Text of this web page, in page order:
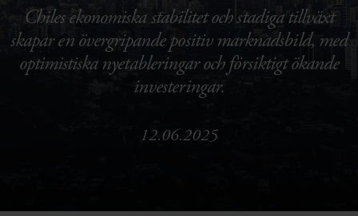
Chiles ekonomiska stabilitet och stadiga tillväxt
skapar en övergripande positiv marknadsbild, med
optimistiska nyetableringar och försiktigt ökande
investeringar.
12.06.2025